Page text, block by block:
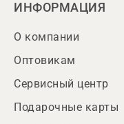
ИНФОРМАЦИЯ
О компании
Оптовикам
Сервисный центр
Подарочные карты